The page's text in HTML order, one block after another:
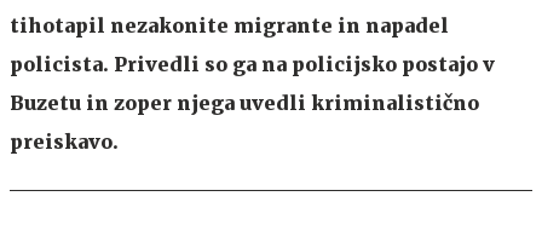
tihotapil nezakonite migrante in napadel
policista. Privedli so ga na policijsko postajo v
Buzetu in zoper njega uvedli kriminalistično
preiskavo.